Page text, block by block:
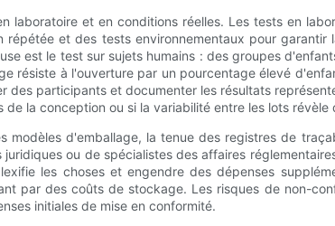
et en conditions réelles. Les tests en
et des tests environnementaux pour
est le test sur sujets humains : des groupes
résiste à l'ouverture par un pourcentage élevé
participants et documenter les résultats
la conception ou si la variabilité entre les lots
modèles d'emballage, la tenue des registres de
ou de spécialistes des affaires
les choses et engendre des dépenses
par des coûts de stockage. Les risques de non-
initiales de mise en conformité.